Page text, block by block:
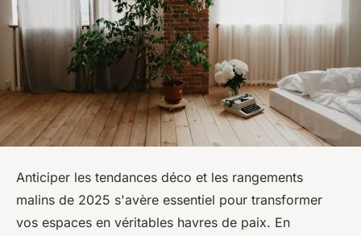
Anticiper les tendances déco et les rangements
malins de 2025 s'avère essentiel pour transformer
vos espaces en véritables havres de paix. En